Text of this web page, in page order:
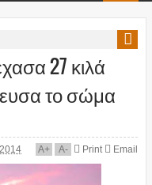
27 κιλά
το σώμα
A+ A- Print Email